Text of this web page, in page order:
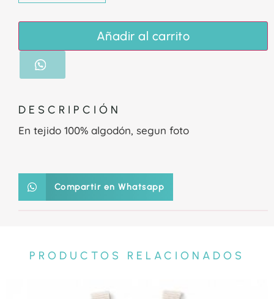
Añadir al carrito
DESCRIPCIÓN
En tejido 100% algodón, segun foto
Compartir en Whatsapp
PRODUCTOS RELACIONADOS